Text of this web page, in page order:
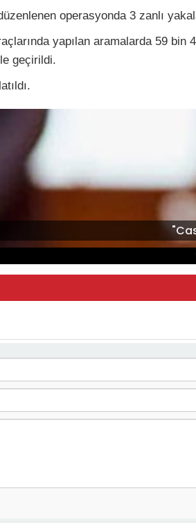
operasyonda 3 zanlı
yapılan aramalarda 59
geçirildi.